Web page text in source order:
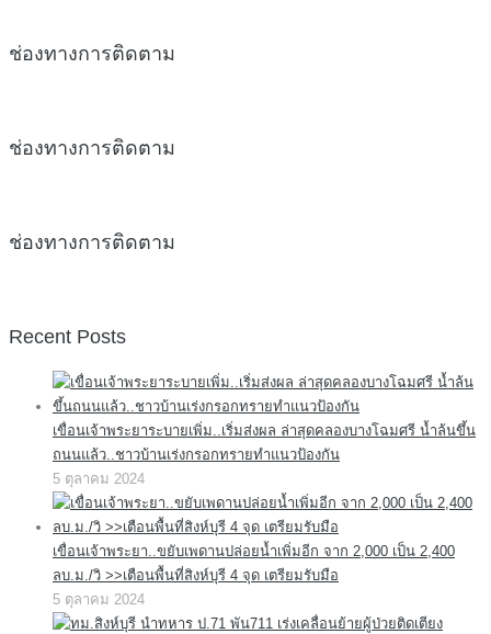
ช่องทางการติดตาม
ช่องทางการติดตาม
ช่องทางการติดตาม
Recent Posts
เขื่อนเจ้าพระยาระบายเพิ่ม..เริ่มส่งผล ล่าสุดคลองบางโฉมศรี น้ำล้นขึ้น
ถนนแล้ว..ชาวบ้านเร่งกรอกทรายทำแนวป้องกัน
5 ตุลาคม 2024
เขื่อนเจ้าพระยา..ขยับเพดานปล่อยน้ำเพิ่มอีก จาก 2,000 เป็น 2,400
ลบ.ม./วิ >>เตือนพื้นที่สิงห์บุรี 4 จุด เตรียมรับมือ
5 ตุลาคม 2024